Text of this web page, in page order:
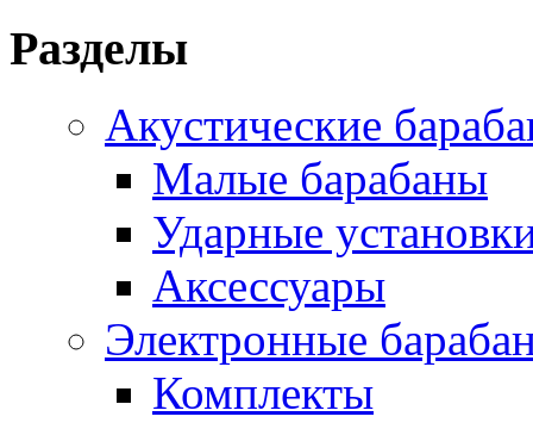
Разделы
Акустические
Малые барабаны
Ударные
Аксессуары
Электронные
Комплекты